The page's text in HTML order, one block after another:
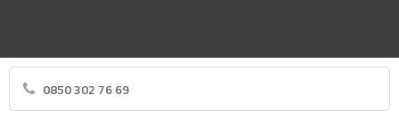
0850 302 76 69